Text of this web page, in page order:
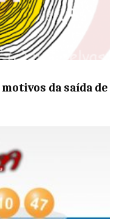
da saída de